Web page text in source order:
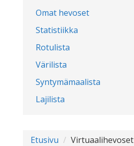
Omat hevoset
Statistiikka
Rotulista
Värilista
Syntymämaalista
Lajilista
Etusivu Virtuaalihevoset